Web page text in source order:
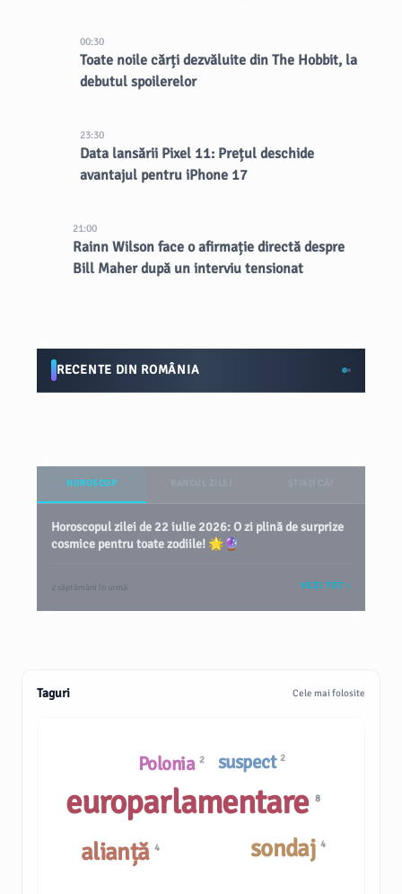
00:30
Toate noile cărți dezvăluite din The Hobbit, la
debutul spoilerelor
23:30
Data lansării Pixel 11: Prețul deschide
avantajul pentru iPhone 17
21:00
Rainn Wilson face o afirmație directă despre
Bill Maher după un interviu tensionat
RECENTE DIN ROMÂNIA
HOROSCOP
Horoscopul zilei de 22 iulie 2026: O zi plină de surprize
cosmice pentru toate zodiile! 🌟🔮
2 săptămâni în urmă VEZI TOT
Taguri Cele mai folosite
europarlamentare8
suspect 2
alianță 4
Polonia 2
sondaj4